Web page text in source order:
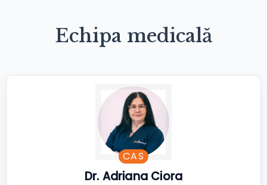
Echipa medicală
CAS
Dr. Adriana Ciora